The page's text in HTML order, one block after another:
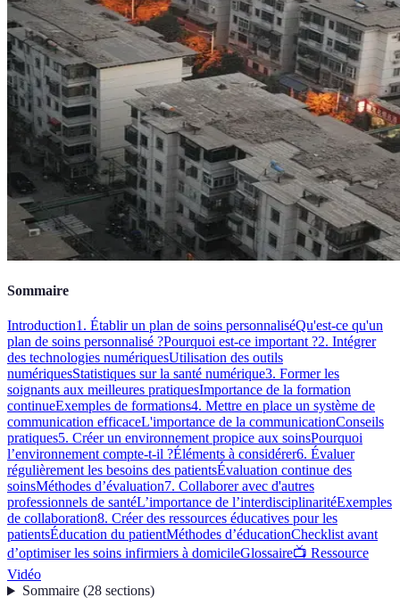
Sommaire
Introduction1. Établir un plan de soins personnaliséQu'est-ce qu'un
plan de soins personnalisé ?Pourquoi est-ce important ?2. Intégrer
des technologies numériquesUtilisation des outils
numériquesStatistiques sur la santé numérique3. Former les
soignants aux meilleures pratiquesImportance de la formation
continueExemples de formations4. Mettre en place un système de
communication efficaceL'importance de la communicationConseils
pratiques5. Créer un environnement propice aux soinsPourquoi
l’environnement compte-t-il ?Éléments à considérer6. Évaluer
régulièrement les besoins des patientsÉvaluation continue des
soinsMéthodes d’évaluation7. Collaborer avec d'autres
professionnels de santéL’importance de l’interdisciplinaritéExemples
de collaboration8. Créer des ressources éducatives pour les
patientsÉducation du patientMéthodes d’éducationChecklist avant
d’optimiser les soins infirmiers à domicileGlossaire📺 Ressource
Vidéo
Sommaire(28 sections)